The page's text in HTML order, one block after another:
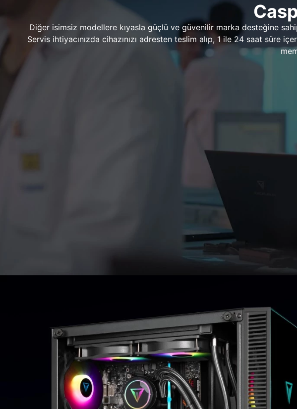
Diğer isimsiz modellere kıyasla güçlü ve güvenilir marka desteğine
Servis ihtiyacınızda cihazınızı adresten teslim alıp, 1 ile 24 saat süre